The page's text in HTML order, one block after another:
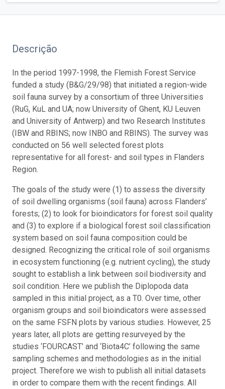
Descrição
In the period 1997-1998, the Flemish Forest Service
funded a study (B&G/29/98) that initiated a region-wide
soil fauna survey by a consortium of three Universities
(RuG, KuL and UA; now University of Ghent, KU Leuven
and University of Antwerp) and two Research Institutes
(IBW and RBINS; now INBO and RBINS). The survey was
conducted on 56 well selected forest plots
representative for all forest- and soil types in Flanders
Region.
The goals of the study were (1) to assess the diversity
of soil dwelling organisms (soil fauna) across Flanders’
forests; (2) to look for bioindicators for forest soil quality
and (3) to explore if a biological forest soil classification
system based on soil fauna composition could be
designed. Recognizing the critical role of soil organisms
in ecosystem functioning (e.g. nutrient cycling), the study
sought to establish a link between soil biodiversity and
soil condition. Here we publish the Diplopoda data
sampled in this initial project, as a T0. Over time, other
organism groups and soil bioindicators were assessed
on the same FSFN plots by various studies. However, 25
years later, all plots are getting resurveyed by the
studies ‘FOURCAST’ and ‘Biota4C’ following the same
sampling schemes and methodologies as in the initial
project. Therefore we wish to publish all initial datasets
in order to compare them with the recent findings. All